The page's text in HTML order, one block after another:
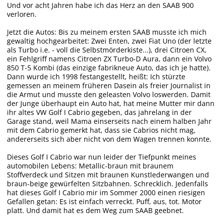
Und vor acht Jahren habe ich das Herz an den SAAB 900
verloren.
Jetzt die Autos: Bis zu meinem ersten SAAB musste ich mich
gewaltig hochgearbeitet: Zwei Enten, zwei Fiat Uno (der letzte
als Turbo i.e. - voll die Selbstmörderkiste...), drei Citroen CX,
ein Fehlgriff namens Citroen ZX Turbo-D Aura, dann ein Volvo
850 T-5 Kombi (das einzige fabrikneue Auto, das ich je hatte).
Dann wurde ich 1998 festangestellt, heißt: Ich stürzte
gemessen an meinem früheren Dasein als freier Journalist in
die Armut und musste den geleasten Volvo loswerden. Damit
der Junge überhaupt ein Auto hat, hat meine Mutter mir dann
ihr altes VW Golf I Cabrio gegeben, das jahrelang in der
Garage stand, weil Mama einserseits nach einem halben Jahr
mit dem Cabrio gemerkt hat, dass sie Cabrios nicht mag,
andererseits sich aber nicht von dem Wagen trennen konnte.
Dieses Golf I Cabrio war nun leider der Tiefpunkt meines
automobilen Lebens: Metallic-braun mit braunem
Stoffverdeck und Sitzen mit braunen Kunstlederwangen und
braun-beige gewürfelten Sitzbahnen. Schrecklich. Jedenfalls
hat dieses Golf I Cabrio mir im Sommer 2000 einen riesigen
Gefallen getan: Es ist einfach verreckt. Puff, aus, tot. Motor
platt. Und damit hat es dem Weg zum SAAB geebnet.